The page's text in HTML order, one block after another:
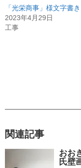
「光栄商事」様文字書き
2023年4月29日
工事
関連記事
おお
氏壁